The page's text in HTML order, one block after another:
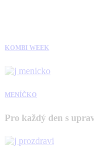
KOMBI WEEK
MENÍČKO
Pro každý den s